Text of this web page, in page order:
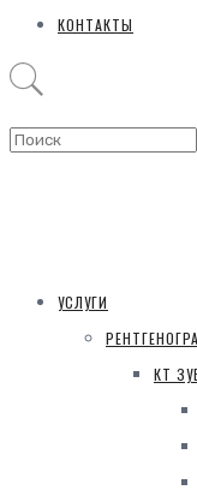
КОНТАКТЫ
УСЛУГИ
КТ